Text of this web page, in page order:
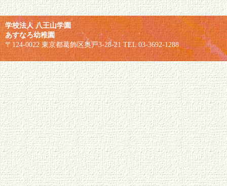
学校法人 八王山学園
あすなろ幼稚園
〒124-0022 東京都葛飾区奥戸3-28-21 TEL 03-3692-1288